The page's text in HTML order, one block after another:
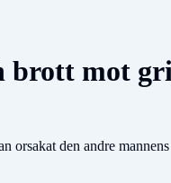
brott mot
den andre